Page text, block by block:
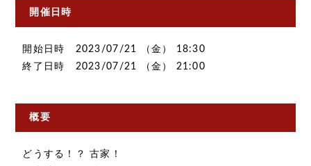
開催日時
開始日時 2023/07/21 （金） 18:30
終了日時 2023/07/21 （金） 21:00
概要
どうする！？ 古家！